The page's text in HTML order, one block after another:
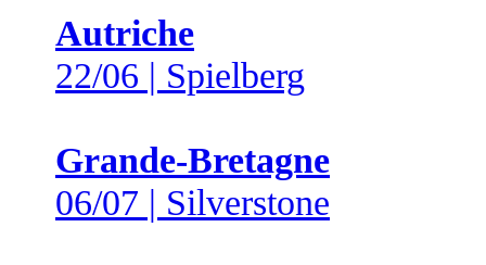
Autriche
22/06 | Spielberg
Grande-Bretagne
06/07 | Silverstone